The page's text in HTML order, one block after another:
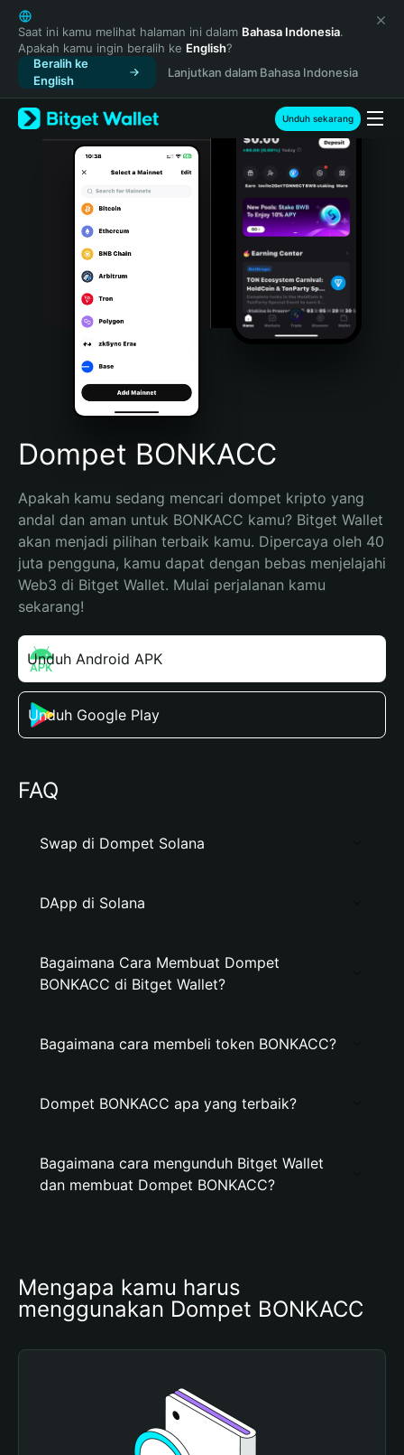
English
日本語
Tiếng Việt
Русский
Español (Latinoamérica)
Türkçe
Italiano
Português (Portugal)
Bahasa Indonesia
Português (Brasil)
Español (Argentina)
Saat ini kamu melihat halaman ini dalam Bahasa Indonesia.
Apakah kamu ingin beralih ke English?
Beralih ke
English
Lanjutkan dalam Bahasa Indonesia
Unduh sekarang
Dompet BONKACC
Apakah kamu sedang mencari dompet kripto yang
andal dan aman untuk BONKACC kamu? Bitget Wallet
akan menjadi pilihan terbaik kamu. Dipercaya oleh 40
juta pengguna, kamu dapat dengan bebas menjelajahi
Web3 di Bitget Wallet. Mulai perjalanan kamu
sekarang!
Unduh Android APK
Unduh Google Play
FAQ
Swap di Dompet Solana
DApp di Solana
Bagaimana Cara Membuat Dompet
BONKACC di Bitget Wallet?
Bagaimana cara membeli token BONKACC?
Dompet BONKACC apa yang terbaik?
Bagaimana cara mengunduh Bitget Wallet
dan membuat Dompet BONKACC?
Mengapa kamu harus
menggunakan Dompet BONKACC